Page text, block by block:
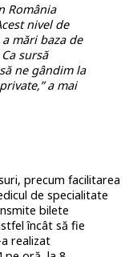
România
nivel de
mări baza de
sursă
ne gândim la
a mai
precum facilitarea
de specialitate
bilete
încât să fie
realizat